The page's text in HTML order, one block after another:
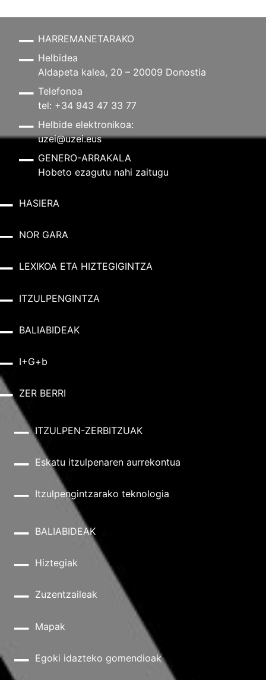
HARREMANETARAKO
Helbidea
Aldapeta kalea, 20 – 20009 Donostia
Telefonoa
tel: +34 943 47 33 77
Helbide elektronikoa:
uzei@uzei.eus
GENERO-ARRAKALA
Hobeto ezagutu nahi zaitugu
HASIERA
NOR GARA
LEXIKOA ETA HIZTEGIGINTZA
ITZULPENGINTZA
BALIABIDEAK
I+G+b
ZER BERRI
ITZULPEN-ZERBITZUAK
Eskatu itzulpenaren aurrekontua
Itzulpengintzarako teknologia
BALIABIDEAK
Hiztegiak
Zuzentzaileak
Mapak
Egoki idazteko gomendioak